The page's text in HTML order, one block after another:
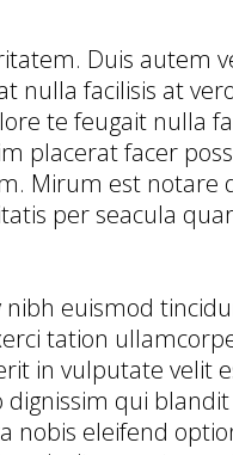
Duis autem
nulla facilisis at
te feugait nulla
placerat facer
Mirum est notare
per seacula
euismod
tation
in vulputate velit
qui
nobis eleifend